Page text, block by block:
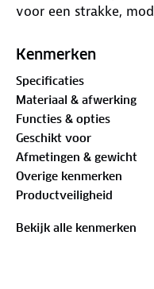
voor een strakke,
Bijzonder aan de Java
verse koffie gezet,
Daarnaast kookt het
120 seconden.
voor snelle maaltijden
Het vernieuwde
aanzetten van de
Ook is er nu een
Kenmerken
Specificaties
Materiaal & afwerking
Functies & opties
Geschikt voor
Afmetingen & gewicht
Overige kenmerken
Productveiligheid
Bekijk alle kenmerken